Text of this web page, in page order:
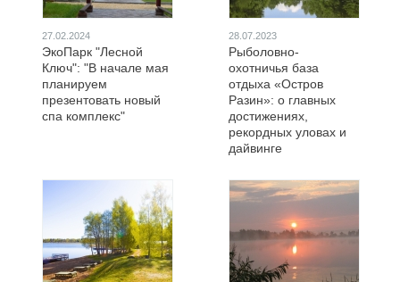
27.02.2024
ЭкоПарк "Лесной
Ключ": "В начале мая
планируем
презентовать новый
спа комплекс"
28.07.2023
Рыболовно-
охотничья база
отдыха «Остров
Разин»: о главных
достижениях,
рекордных уловах и
дайвинге